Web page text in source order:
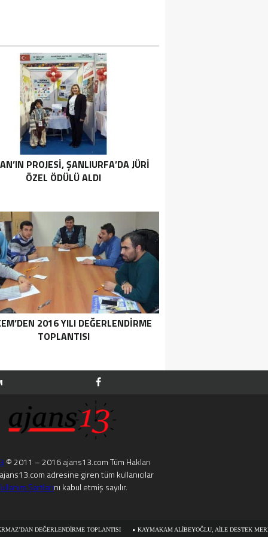
PROJESI, ŞANLIURFA’DA JÜRI
ÖZEL ÖDÜLÜ ALDI
2016 YILI DEĞERLENDIRME
TOPLANTISI
© 2011 – 2016 ajans13.com Tüm Hakları
ajans13.com adresine giren tüm kullanıcılar
Şartlarını kabul etmiş sayılır.
TOPLANTISI KAYMAKAM ALIBEYOĞLU, AILE DESTEK MERKEZINI ZIYARET